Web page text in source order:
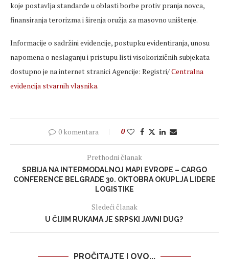
koje postavlјa standarde u oblasti borbe protiv pranja novca,
finansiranja terorizma iširenja oružja za masovno uništenje.
Informacije o sadržini evidencije, postupku evidentiranja, unosu
napomena o neslaganju i pristupu listi visokorizičnih subjekata
dostupno je na internet stranici Agencije: Registri/Centralna
evidencija stvarnih vlasnika.
0 komentara 0
Prethodni članak
SRBIJA NA INTERMODALNOJ MAPI EVROPE – CARGO
CONFERENCE BELGRADE 30. OKTOBRA OKUPLJA LIDERE
LOGISTIKE
Sledeći članak
U ČIJIM RUKAMA JE SRPSKI JAVNI DUG?
PROČITAJTE I OVO...